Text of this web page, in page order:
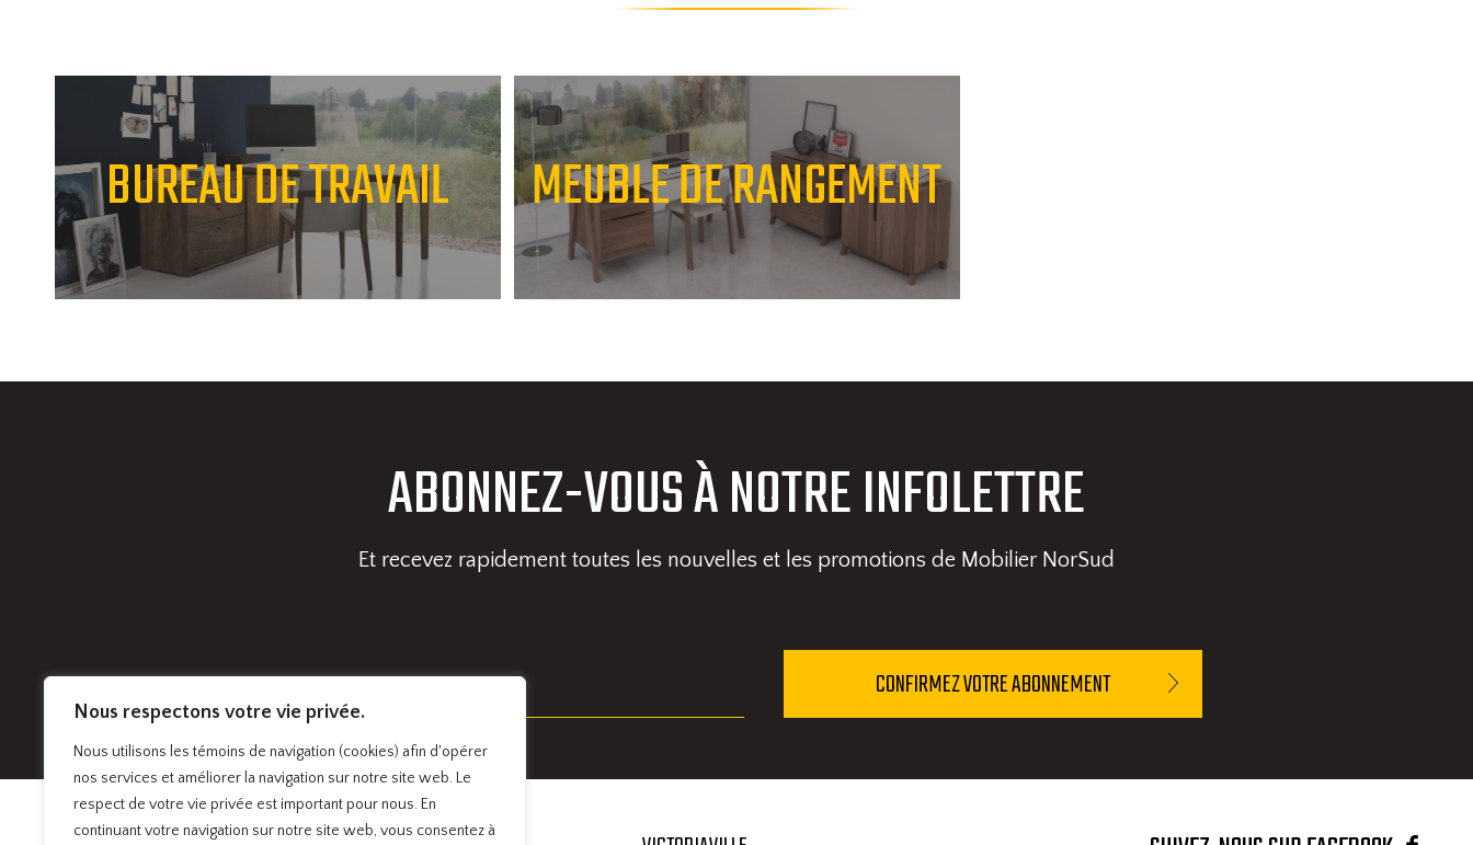
Nous respectons votre vie privée.
Nous utilisons les témoins de navigation (cookies) afin d'opérer
nos services et améliorer la navigation sur notre site web. Le
respect de votre vie privée est important pour nous. En
continuant votre navigation sur notre site web, vous consentez à
BUREAU DE TRAVAIL MEUBLE DE RANGEMENT
ABONNEZ-VOUS À NOTRE INFOLETTRE
Et recevez rapidement toutes les nouvelles et les promotions de Mobilier NorSud